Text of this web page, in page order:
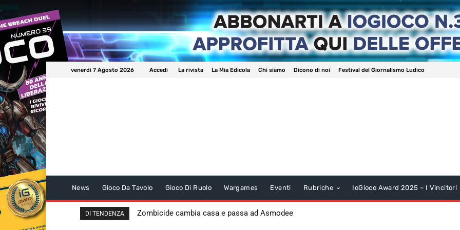
venerdì 7 Agosto 2026 Accedi La rivista La Mia Edicola Chi siamo Dicono di noi Festival del Giornalismo Ludico
News Gioco Da Tavolo Gioco Di Ruolo Wargames Eventi Rubriche IoGioco Award 2025 – I Vincitori
DI TENDENZA Zombicide cambia casa e passa ad Asmodee